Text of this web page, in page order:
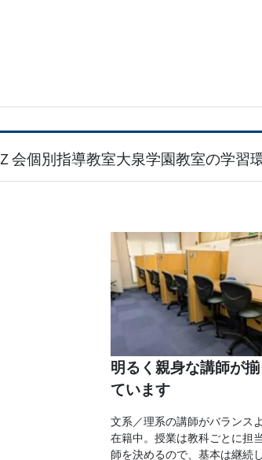
Ｚ会個別指導教室大泉学園教室の学習
明るく親身な講師が
ています
文系／理系の講師がバランス
在籍中。授業は教科ごとに担
師を決めるので、基本は継続